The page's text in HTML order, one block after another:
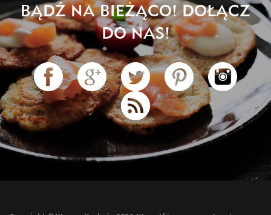
BĄDŹ NA BIEŻĄCO! DOŁĄCZ
DO NAS!